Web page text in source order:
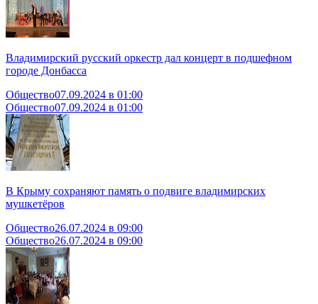
Владимирский русский оркестр дал концерт в подшефном
городе Донбасса
Общество07.09.2024 в 01:00
Общество07.09.2024 в 01:00
В Крыму сохраняют память о подвиге владимирских
мушкетёров
Общество26.07.2024 в 09:00
Общество26.07.2024 в 09:00